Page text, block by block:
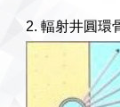
2. 輻射井圓環